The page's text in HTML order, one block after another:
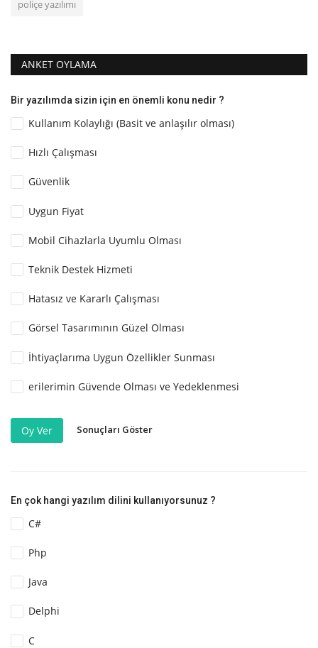
poliçe yazılımı
ANKET OYLAMA
Bir yazılımda sizin için en önemli konu nedir ?
Kullanım Kolaylığı (Basit ve anlaşılır olması)
Hızlı Çalışması
Güvenlik
Uygun Fiyat
Mobil Cihazlarla Uyumlu Olması
Teknik Destek Hizmeti
Hatasız ve Kararlı Çalışması
Görsel Tasarımının Güzel Olması
İhtiyaçlarıma Uygun Özellikler Sunması
erilerimin Güvende Olması ve Yedeklenmesi
Oy Ver Sonuçları Göster
En çok hangi yazılım dilini kullanıyorsunuz ?
C#
Php
Java
Delphi
C